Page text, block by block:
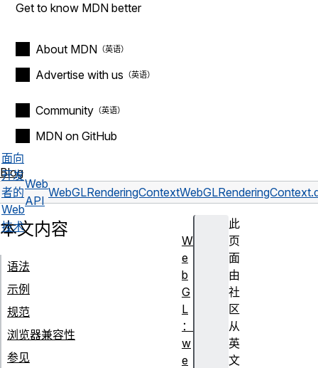
Get to know MDN better
About MDN
Advertise with us
Community
MDN on GitHub
Blog
面向
开发
者的
Web
技术
Web
API
WebGLRenderingContext
此
页
面
由
社
区
从
英
文
本文内容
语法
示例
规范
浏览器兼容性
参见
W
e
b
G
L
：
w
e